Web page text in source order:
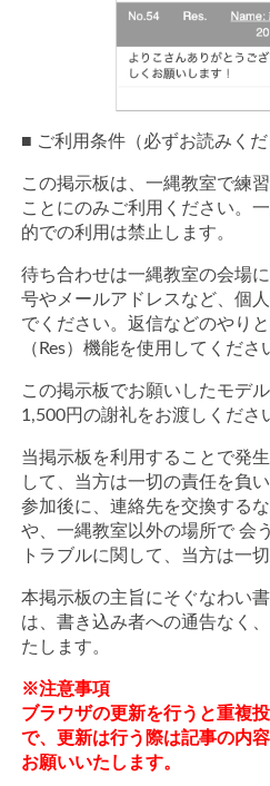
■ ご利用条件（必ずお読みくだ
この掲示板は、一縄教室で練
ことにのみご利用ください。
的での利用は禁止します。
待ち合わせは一縄教室の会場
号やメールアドレスなど、個
でください。返信などのやり
（Res）機能を使用してくださ
この掲示板でお願いしたモデ
1,500円の謝礼をお渡しくださ
当掲示板を利用することで発
して、当方は一切の責任を負
参加後に、連絡先を交換する
や、一縄教室以外の場所で 会
トラブルに関して、当方は一
本掲示板の主旨にそぐなわい
は、書き込み者への通告なく
たします。
※注意事項
ブラウザの更新を行うと重複
で、更新は行う際は記事の内
お願いいたします。